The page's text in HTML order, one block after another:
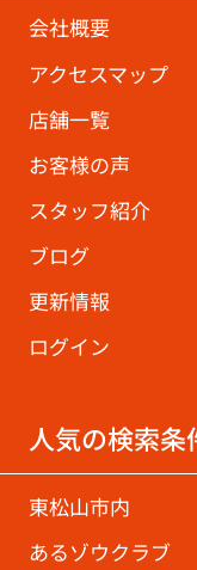
会社概要
アクセスマップ
店舗一覧
お客様の声
スタッフ紹介
ブログ
更新情報
ログイン
人気の検索条
東松山市内
あるゾウクラブ